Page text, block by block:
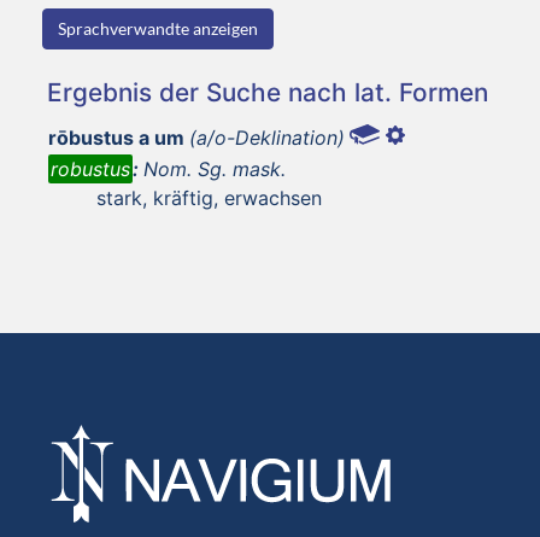
Sprachverwandte anzeigen
Ergebnis der Suche nach lat. Formen
rōbustus a um (a/o-Deklination)
robustus: Nom. Sg. mask.
stark, kräftig, erwachsen